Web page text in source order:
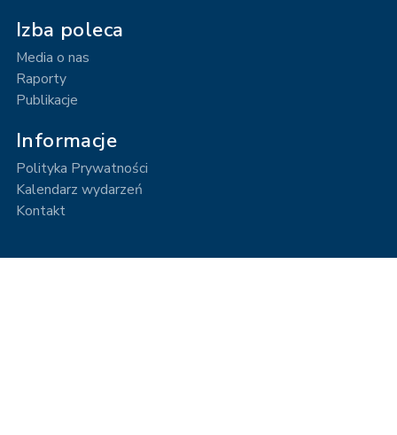
Izba poleca
Media o nas
Raporty
Publikacje
Informacje
Polityka Prywatności
Kalendarz wydarzeń
Kontakt